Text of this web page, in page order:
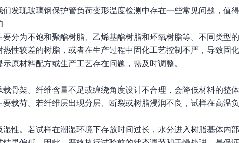
发现玻璃钢保护管负荷变形温度检测中存在一些常见问题，值
分为不饱和聚酯树脂、乙烯基酯树脂和环氧树脂等。不同类型
性较差的树脂，或者在生产过程中固化工艺控制不严，导致固
原材料配方或生产工艺存在问题，需及时调整。
骨架。纤维含量不足或缠绕角度设计不合理，会降低材料的整
载荷。若纤维层出现分层、断裂或树脂浸润不良，试样在高温
性。若试样在潮湿环境下存放时间过长，水分进入树脂基体内